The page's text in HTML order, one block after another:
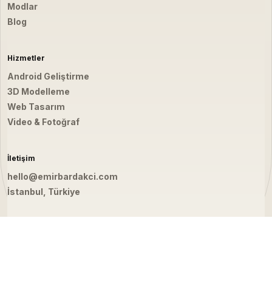
Modlar
Blog
Hizmetler
Android Geliştirme
3D Modelleme
Web Tasarım
Video & Fotoğraf
İletişim
hello@emirbardakci.com
İstanbul, Türkiye